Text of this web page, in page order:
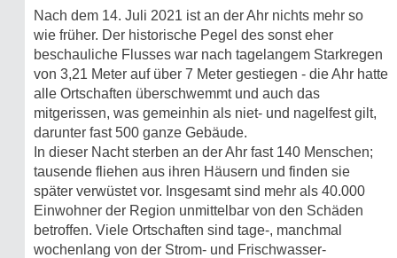
Nach dem 14. Juli 2021 ist an der Ahr nichts mehr so
wie früher. Der historische Pegel des sonst eher
beschauliche Flusses war nach tagelangem Starkregen
von 3,21 Meter auf über 7 Meter gestiegen - die Ahr hatte
alle Ortschaften überschwemmt und auch das
mitgerissen, was gemeinhin als niet- und nagelfest gilt,
darunter fast 500 ganze Gebäude.
In dieser Nacht sterben an der Ahr fast 140 Menschen;
tausende fliehen aus ihren Häusern und finden sie
später verwüstet vor. Insgesamt sind mehr als 40.000
Einwohner der Region unmittelbar von den Schäden
betroffen. Viele Ortschaften sind tage-, manchmal
wochenlang von der Strom- und Frischwasser-